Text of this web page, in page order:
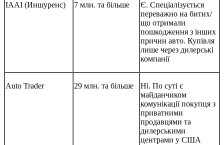
IAAI (Иншуренс) 7 млн. та більше
Є. Спеціалізується
переважно на битих/
що отримали
пошкодження з інших
причин авто. Купівля
лише через дилерські
компанії
Auto Trader 29 млн. та більше
Ні. По суті є
майданчиком
комунікації покупця з
приватними
продавцями та
дилерськими
центрами у США